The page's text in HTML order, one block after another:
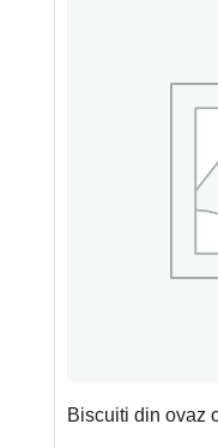
Biscuiti din ovaz